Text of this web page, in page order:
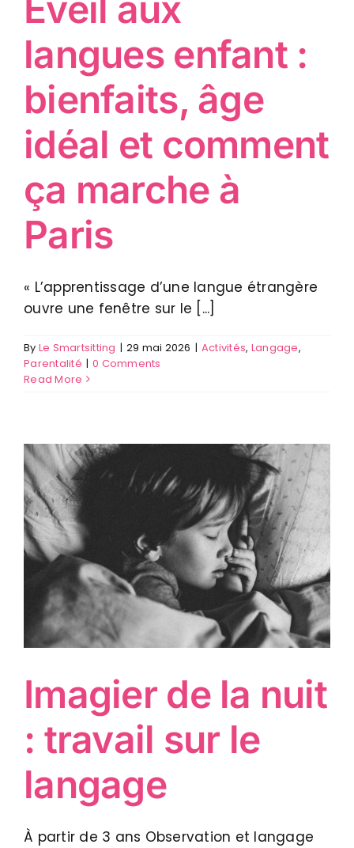
langues enfant :
bienfaits, âge
idéal et comment
ça marche à
Paris
« L’apprentissage d’une langue étrangère
ouvre une fenêtre sur le [...]
By Le Smartsitting | 29 mai 2026 | Activités, Langage,
Parentalité | 0 Comments
Read More
Imagier de la nuit
: travail sur le
langage
À partir de 3 ans Observation et langage